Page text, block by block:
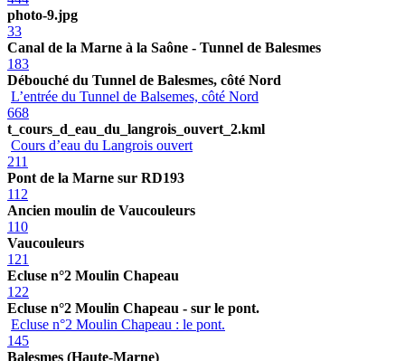
photo-9.jpg
33
Canal de la Marne à la Saône - Tunnel de Balesmes
183
Débouché du Tunnel de Balesmes, côté Nord
L’entrée du Tunnel de Balsemes, côté Nord
668
t_cours_d_eau_du_langrois_ouvert_2.kml
Cours d’eau du Langrois ouvert
211
Pont de la Marne sur RD193
112
Ancien moulin de Vaucouleurs
110
Vaucouleurs
121
Ecluse n°2 Moulin Chapeau
122
Ecluse n°2 Moulin Chapeau - sur le pont.
Ecluse n°2 Moulin Chapeau : le pont.
145
Balesmes (Haute-Marne)